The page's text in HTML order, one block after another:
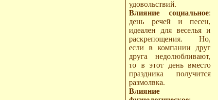
удовольствий.
Влияние социальное:
день речей и песен,
идеален для веселья и
раскрепощения. Но,
если в компании друг
друга недолюбливают,
то в этот день вместо
праздника получится
размолвка.
Влияние